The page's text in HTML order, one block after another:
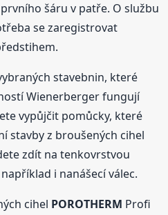
šáru v patře. O službu
se zaregistrovat
stavebnin, které
Wienerberger fungují
vypůjčit pomůcky, které
stavby z broušených cihel
zdít na tenkovrstvou
i nanášecí válec.
cihel POROTHERM Profi